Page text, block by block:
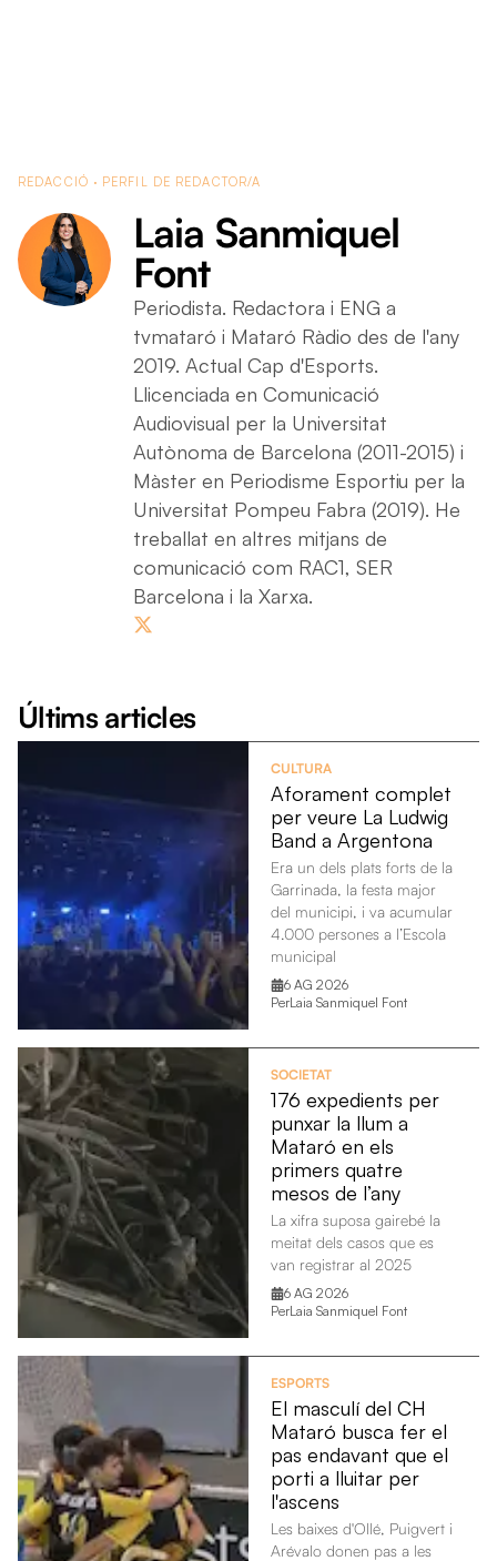
Laia Sanmiquel Font
REDACCIÓ · PERFIL DE REDACTOR/A
Laia Sanmiquel
Font
Periodista. Redactora i ENG a
tvmataró i Mataró Ràdio des de l'any
2019. Actual Cap d'Esports.
Llicenciada en Comunicació
Audiovisual per la Universitat
Autònoma de Barcelona (2011-2015) i
Màster en Periodisme Esportiu per la
Universitat Pompeu Fabra (2019). He
treballat en altres mitjans de
comunicació com RAC1, SER
Barcelona i la Xarxa.
Últims articles
CULTURA
Aforament complet
per veure La Ludwig
Band a Argentona
Era un dels plats forts de la
Garrinada, la festa major
del municipi, i va acumular
4.000 persones a l’Escola
municipal
6 AG 2026
PerLaia Sanmiquel Font
SOCIETAT
176 expedients per
punxar la llum a
Mataró en els
primers quatre
mesos de l’any
La xifra suposa gairebé la
meitat dels casos que es
van registrar al 2025
6 AG 2026
PerLaia Sanmiquel Font
ESPORTS
El masculí del CH
Mataró busca fer el
pas endavant que el
porti a lluitar per
l'ascens
Les baixes d'Ollé, Puigvert i
Arévalo donen pas a les